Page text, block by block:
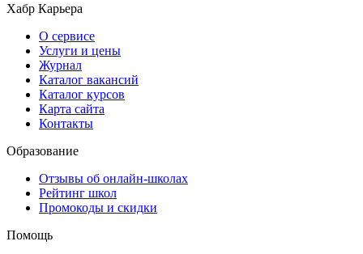
Хабр Карьера
О сервисе
Услуги и цены
Журнал
Каталог вакансий
Каталог курсов
Карта сайта
Контакты
Образование
Отзывы об онлайн-школах
Рейтинг школ
Промокоды и скидки
Помощь